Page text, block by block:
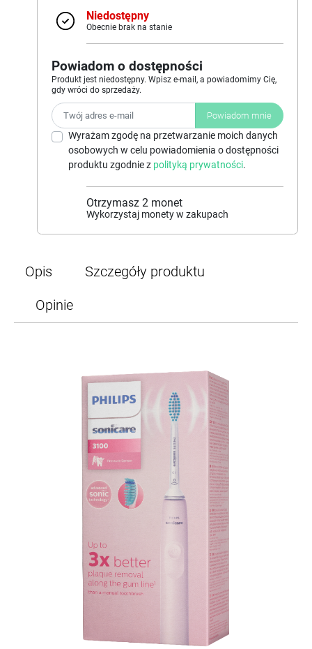
Niedostępny
Obecnie brak na stanie
Powiadom o dostępności
Produkt jest niedostępny. Wpisz e-mail, a powiadomimy Cię,
gdy wróci do sprzedaży.
Powiadom mnie
Wyrażam zgodę na przetwarzanie moich danych
osobowych w celu powiadomienia o dostępności
produktu zgodnie z polityką prywatności.
Otrzymasz 2 monet
Wykorzystaj monety w zakupach
Opis
Szczegóły produktu
Opinie